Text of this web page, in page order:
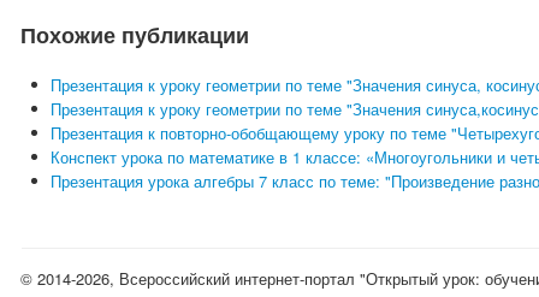
Похожие публикации
Презентация к уроку геометрии по теме "Значения синуса,
Презентация к уроку геометрии по теме "Значения
Презентация к повторно-обобщающему уроку по теме
Конспект урока по математике в 1 классе: «Многоугольники и
Презентация урока алгебры 7 класс по теме: "Произведение
© 2014-2026, Всероссийский интернет-портал "Открытый урок: